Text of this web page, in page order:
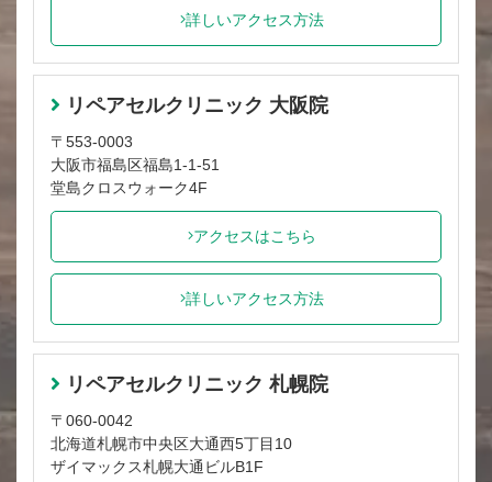
詳しいアクセス方法
リペアセルクリニック 大阪院
〒553-0003
大阪市福島区福島1-1-51
堂島クロスウォーク4F
アクセスはこちら
詳しいアクセス方法
リペアセルクリニック 札幌院
〒060-0042
北海道札幌市中央区大通西5丁目10
ザイマックス札幌大通ビルB1F